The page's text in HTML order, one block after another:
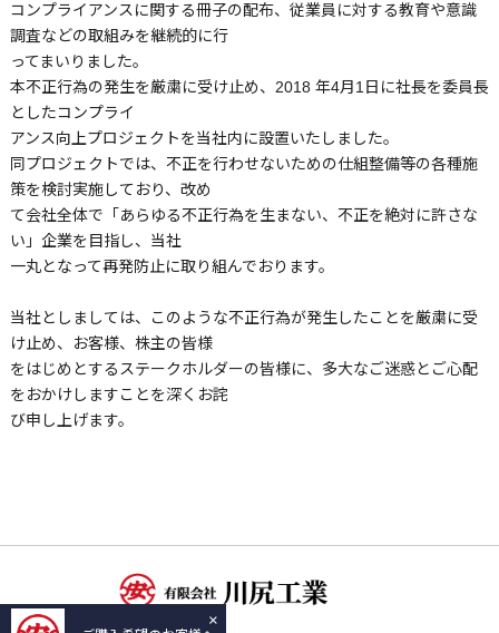
コンプライアンスに関する冊子の配布、従業員に対する教育や意識
調査などの取組みを継続的に行
ってまいりました。
本不正行為の発生を厳粛に受け止め、2018 年4月1日に社長を委員長
としたコンプライ
アンス向上プロジェクトを当社内に設置いたしました。
同プロジェクトでは、不正を行わせないための仕組整備等の各種施
策を検討実施しており、改め
て会社全体で「あらゆる不正行為を生まない、不正を絶対に許さな
い」企業を目指し、当社
一丸となって再発防止に取り組んでおります。
当社としましては、このような不正行為が発生したことを厳粛に受
け止め、お客様、株主の皆様
をはじめとするステークホルダーの皆様に、多大なご迷惑とご心配
をおかけしますことを深くお詫
び申し上げます。
×